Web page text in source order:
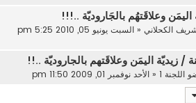
وعلاقَتهُم بالجَاروديّة ..!!!
الكحلاني « السبت يونيو 05, 2010 5:25 pm
زيديّة اليمَن وعلاقَتهم بالجاروديّة ..!!
اللجنة 1 « الأحد نوفمبر 01, 2009 11:50 pm